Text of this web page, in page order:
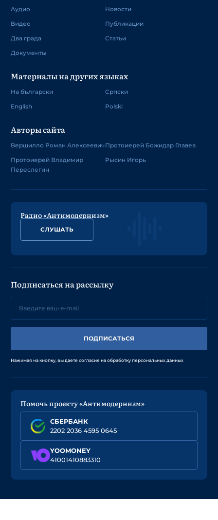
Аудио
Видео
Два града
Документы
Новости
Публикации
Статьи
Материалы на других языках
На български
English
Српски
Polski
Авторы сайта
Вершилло Роман Алексеевич
Протоиерей Владимир
Переслегин
Протоиерей Божидар Главев
Рысин Игорь
Радио «Антимодернизм»
СЛУШАТЬ
Подписаться на рассылку
ПОДПИСАТЬСЯ
Нажимая на кнопку, вы даете согласие на обработку персональных данных
Помочь проекту «Антимодернизм»
СБЕРБАНК
2202 2036 4595 0645
YOOMONEY
41001410883310